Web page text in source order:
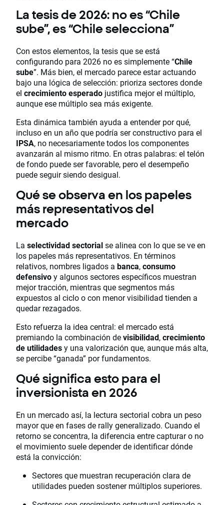
La tesis de 2026: no es “Chile
sube”, es “Chile selecciona”
Con estos elementos, la tesis que se está
configurando para 2026 no es simplemente “Chile
sube”. Más bien, el mercado parece estar actuando
bajo una lógica de selección: prioriza sectores donde
el crecimiento esperado justifica mejor el múltiplo,
aunque ese múltiplo sea más exigente.
Esta dinámica también ayuda a entender por qué,
incluso en un año que podría ser constructivo para el
IPSA, no necesariamente todos los componentes
avanzarán al mismo ritmo. En otras palabras: el telón
de fondo puede ser favorable, pero el desempeño
puede seguir siendo desigual.
Qué se observa en los papeles
más representativos del
mercado
La selectividad sectorialse alinea con lo que se ve en
los papeles más representativos. En términos
relativos, nombres ligados a banca,consumo
defensivoy algunos sectores específicos muestran
mejor tracción, mientras que segmentos más
expuestos al ciclo o con menor visibilidad tienden a
quedar rezagados.
Esto refuerza la idea central: el mercado está
premiando la combinación devisibilidad,crecimiento
de utilidadesy una valorización que, aunque más alta,
se percibe “ganada” por fundamentos.
Qué significa esto para el
inversionista en 2026
En un mercado así, la lectura sectorial cobra un peso
mayor que en fases de rally generalizado. Cuando el
retorno se concentra, la diferencia entre capturar o no
el movimiento suele depender de identificar dónde
está la convicción:
Sectores que muestran recuperación clara de
utilidades pueden sostener múltiplos superiores.